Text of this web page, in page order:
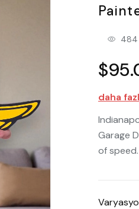
484
daha
Garage
of